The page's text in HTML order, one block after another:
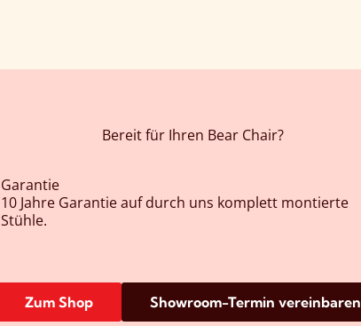
Bereit für Ihren Bear Chair?
Garantie
10 Jahre Garantie auf durch uns komplett montierte
Stühle.
Zum Shop Showroom-Termin vereinbaren